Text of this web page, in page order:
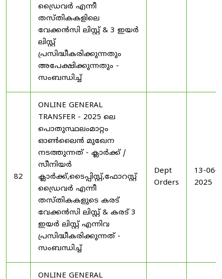
ഡ്രൈവർ എന്നീ
തസ്തികകളിലെ
വേക്കൻസി ലിസ്റ്റ് & 3 ഇയർ
ലിസ്റ്റ്
പ്രസിദ്ധീകരിക്കുന്നതും
അപേക്ഷിക്കുന്നതും -
സംബന്ധിച്ച്
82
ONLINE GENERAL
TRANSFER - 2025 ലെ
പൊതുസ്ഥലംമാറ്റം
ഓൺലൈൻ മുഖേന
നടത്തുന്നത് - ക്ലാർക്ക് /
സീനിയർ
ക്ലാർക്ക്,ടൈപ്പിസ്റ്റ്,ഫോറസ്റ്റ്
ഡ്രൈവർ എന്നീ
തസ്തികകളുടെ കരട്
വേക്കൻസി ലിസ്റ്റ് & കരട് 3
ഇയർ ലിസ്റ്റ് എന്നിവ
പ്രസിദ്ധീകരിക്കുന്നത് -
സംബന്ധിച്ച്
Dept
Orders
13-06-
2025
ONLINE GENERAL